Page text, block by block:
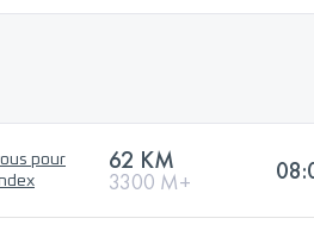
pour
62 KM
3300 M+